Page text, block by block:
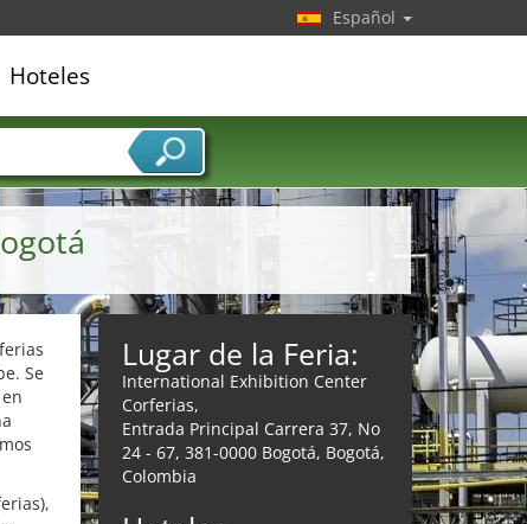
Se
Lugar de la Feria:
International Exhibition Center
Corferias,
Entrada Principal Carrera 37, No
24 - 67, 381-0000 Bogotá, Bogotá,
Colombia
Español
Hoteles
de servicios